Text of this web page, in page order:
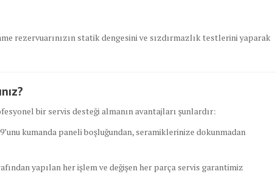
rezervuarınızın statik dengesini ve sızdırmazlık testlerini yaparak
bir servis desteği almanın avantajları şunlardır:
kumanda paneli boşluğundan, seramiklerinize dokunmadan
yapılan her işlem ve değişen her parça servis garantimiz